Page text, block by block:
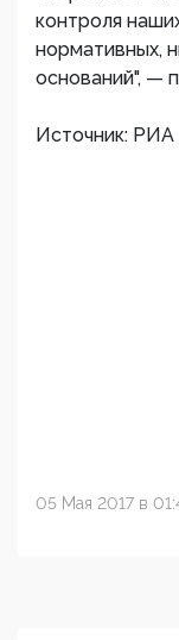
контроля
нормативных,
оснований", —
Источник:
05 Мая 2017 в